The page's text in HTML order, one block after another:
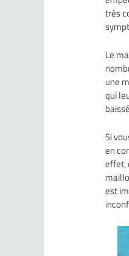
très
Le
une
qui
Si
en
effet,
est